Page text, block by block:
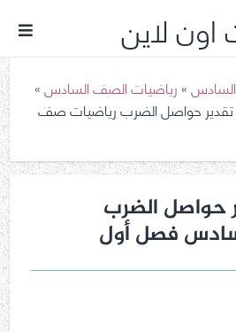
اون لاين
»رياضيات الصف السادس»
حواصل الضرب رياضيات صف
الضرب
فصل أول